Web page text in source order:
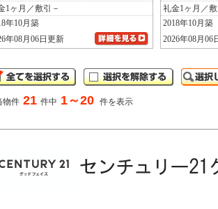
1ヶ月／敷引－
年10月築
年08月06日更新
礼金1ヶ月／
2018年10月築
2026年08月06
物件 21 件中 1～20 件を表示